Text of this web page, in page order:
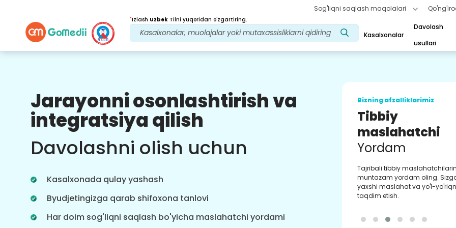
Sog'liqni saqlash maqolalari
*Izlash Uzbek Tilni yuqoridan o'zgartiring.
Kasalxonalar
Davolash
usullari
Jarayonni osonlashtirish va
integratsiya qilish
Davolashni olish uchun
Kasalxonada qulay yashash
Byudjetingizga qarab shifoxona tanlovi
Har doim sog'liqni saqlash bo'yicha maslahatchi yordami
Bizning afzalliklarimiz
Davolanishdan
keyingikuzatuv
parvarishi
muammolaringizni hal qilish uchun
24x7 tibbiy va bemorlarni qo'llab-
quvvatlang. Davolanish ehtiyojlaringiz
haqida muntazam yangilanishlar.
Bizning afzalliklarimiz
Tibbiy
maslahatchi
Yordam
Tajribali tibbiy
muntazam yordam oling.
yaxshi maslahat va yo'l-
taqdim etish.